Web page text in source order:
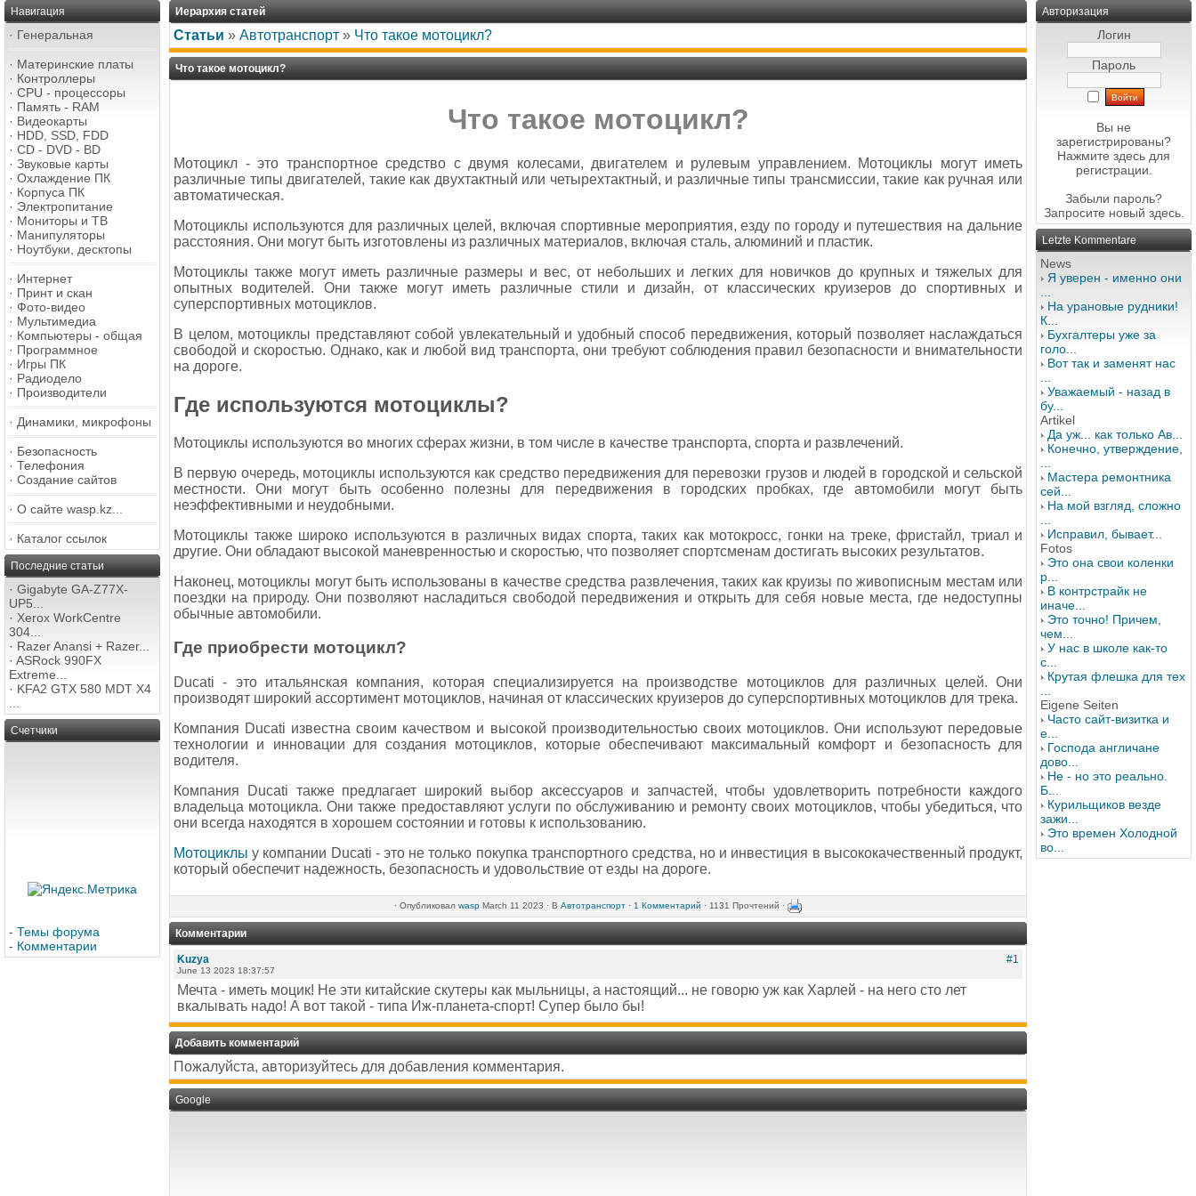
Навигация
· Генеральная
· Материнские платы
· Контроллеры
· CPU - процессоры
· Память - RAM
· Видеокарты
· HDD, SSD, FDD
· CD - DVD - BD
· Звуковые карты
· Охлаждение ПК
· Корпуса ПК
· Электропитание
· Мониторы и ТВ
· Манипуляторы
· Ноутбуки, десктопы
· Интернет
· Принт и скан
· Фото-видео
· Мультимедиа
· Компьютеры - общая
· Программное
· Игры ПК
· Радиодело
· Производители
· Динамики, микрофоны
· Безопасность
· Телефония
· Создание сайтов
· О сайте wasp.kz...
· Каталог ссылок
Последние статьи
· Gigabyte GA-Z77X-
UP5...
· Xerox WorkCentre
304...
· Razer Anansi + Razer...
· ASRock 990FX
Extreme...
· KFA2 GTX 580 MDT X4
Счетчики
- Темы форума
- Комментарии
Иерархия статей
Статьи » Автотранспорт » Что такое мотоцикл?
Что такое мотоцикл?
Что такое мотоцикл?
Мотоцикл - это транспортное средство с двумя колесами, двигателем и рулевым управлением. Мотоциклы могут иметь
различные типы двигателей, такие как двухтактный или четырехтактный, и различные типы трансмиссии, такие как ручная или
автоматическая.
Мотоциклы используются для различных целей, включая спортивные мероприятия, езду по городу и путешествия на дальние
расстояния. Они могут быть изготовлены из различных материалов, включая сталь, алюминий и пластик.
Мотоциклы также могут иметь различные размеры и вес, от небольших и легких для новичков до крупных и тяжелых для
опытных водителей. Они также могут иметь различные стили и дизайн, от классических круизеров до спортивных и
суперспортивных мотоциклов.
В целом, мотоциклы представляют собой увлекательный и удобный способ передвижения, который позволяет наслаждаться
свободой и скоростью. Однако, как и любой вид транспорта, они требуют соблюдения правил безопасности и внимательности
на дороге.
Где используются мотоциклы?
Мотоциклы используются во многих сферах жизни, в том числе в качестве транспорта, спорта и развлечений.
В первую очередь, мотоциклы используются как средство передвижения для перевозки грузов и людей в городской и сельской
местности. Они могут быть особенно полезны для передвижения в городских пробках, где автомобили могут быть
неэффективными и неудобными.
Мотоциклы также широко используются в различных видах спорта, таких как мотокросс, гонки на треке, фристайл, триал и
другие. Они обладают высокой маневренностью и скоростью, что позволяет спортсменам достигать высоких результатов.
Наконец, мотоциклы могут быть использованы в качестве средства развлечения, таких как круизы по живописным местам или
поездки на природу. Они позволяют насладиться свободой передвижения и открыть для себя новые места, где недоступны
обычные автомобили.
Где приобрести мотоцикл?
Ducati - это итальянская компания, которая специализируется на производстве мотоциклов для различных целей. Они
производят широкий ассортимент мотоциклов, начиная от классических круизеров до суперспортивных мотоциклов для трека.
Компания Ducati известна своим качеством и высокой производительностью своих мотоциклов. Они используют передовые
технологии и инновации для создания мотоциклов, которые обеспечивают максимальный комфорт и безопасность для
водителя.
Компания Ducati также предлагает широкий выбор аксессуаров и запчастей, чтобы удовлетворить потребности каждого
владельца мотоцикла. Они также предоставляют услуги по обслуживанию и ремонту своих мотоциклов, чтобы убедиться, что
они всегда находятся в хорошем состоянии и готовы к использованию.
Мотоциклы у компании Ducati - это не только покупка транспортного средства, но и инвестиция в высококачественный продукт,
который обеспечит надежность, безопасность и удовольствие от езды на дороге.
· Опубликовал wasp March 11 2023 · В Автотранспорт · 1 Комментарий · 1131 Прочтений ·
Комментарии
#1
Kuzya
June 13 2023 18:37:57
Мечта - иметь моцик! Не эти китайские скутеры как мыльницы, а настоящий... не говорю уж как Харлей - на него сто лет
вкалывать надо! А вот такой - типа Иж-планета-спорт! Супер было бы!
Добавить комментарий
Пожалуйста, авторизуйтесь для добавления комментария.
Google
Авторизация
Логин
Пароль
Вы не
зарегистрированы?
Нажмите здесь для
регистрации.
Забыли пароль?
Запросите новый здесь.
Letzte Kommentare
News
Я уверен - именно они
На урановые рудники!
К...
Бухгалтеры уже за
голо...
Вот так и заменят нас
Уважаемый - назад в
бу...
Artikel
Да уж... как только Ав...
Конечно, утверждение,
Мастера ремонтника
сей...
На мой взгляд, сложно
Исправил, бывает...
Fotos
Это она свои коленки
р...
В контрстрайк не
иначе...
Это точно! Причем,
чем...
У нас в школе как-то
с...
Крутая флешка для тех
Eigene Seiten
Часто сайт-визитка и
е...
Господа англичане
дово...
Не - но это реально.
Б...
Курильщиков везде
зажи...
Это времен Холодной
во...